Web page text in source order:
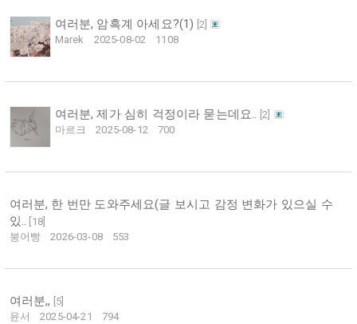
여러분, 암흑계 아세요?(1) 2
Marek
2025-08-02 1108
여러분, 제가 심히 걱정이라 묻는데요.. 2
마르크
2025-08-12 700
여러분, 한 번만 도와주세요(글 보시고 감정 변화가 있으실 수
있.. 18]
붕어빵
2026-03-08 553
여러분,, 5
윤서
2025-04-21 794